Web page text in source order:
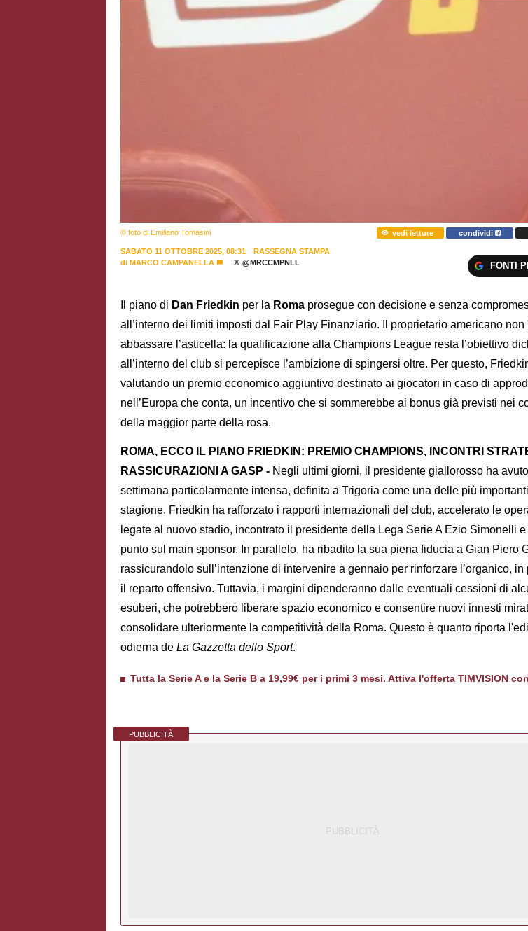
© foto di Emiliano Tomasini vedi letture condividi
SABATO 11 OTTOBRE 2025, 08:31
RASSEGNA STAMPA
di MARCO CAMPANELLA @MRCCMPNLL FONTI
Il piano di Dan Friedkin per la Roma prosegue con decisione e senza
all’interno dei limiti imposti dal Fair Play Finanziario. Il proprietario americano non
abbassare l’asticella: la qualificazione alla Champions League resta l’obiettivo
all’interno del club si percepisce l’ambizione di spingersi oltre. Per questo,
valutando un premio economico aggiuntivo destinato ai giocatori in caso di
nell’Europa che conta, un incentivo che si sommerebbe ai bonus già previsti nei
della maggior parte della rosa.
ROMA, ECCO IL PIANO FRIEDKIN: PREMIO CHAMPIONS, INCONTRI
RASSICURAZIONI A GASP - Negli ultimi giorni, il presidente giallorosso ha
settimana particolarmente intensa, definita a Trigoria come una delle più
stagione. Friedkin ha rafforzato i rapporti internazionali del club, accelerato le
legate al nuovo stadio, incontrato il presidente della Lega Serie A Ezio Simonelli e
punto sul main sponsor. In parallelo, ha ribadito la sua piena fiducia a Gian Piero
rassicurandolo sull’intenzione di intervenire a gennaio per rinforzare l’organico, in
il reparto offensivo. Tuttavia, i margini dipenderanno dalle eventuali cessioni di
esuberi, che potrebbero liberare spazio economico e consentire nuovi innesti
consolidare ulteriormente la competitività della Roma. Questo è quanto riporta
odierna de La Gazzetta dello Sport.
Tutta la Serie A e la Serie B a 19,99€ per i primi 3 mesi. Attiva l'offerta TIMVISION
PUBBLICITÀ